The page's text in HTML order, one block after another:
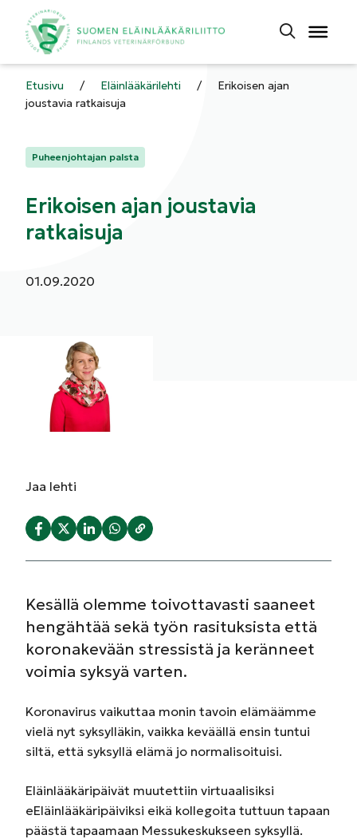
Etusivu / Eläinlääkärilehti /
Erikoisen ajan
joustavia ratkaisuja
Kategoriat:
Puheenjohtajan palsta
Erikoisen ajan joustavia
ratkaisuja
Julkaistu:
01.09.2020
Jaa lehti
Kesällä olemme toivottavasti saaneet
hengähtää sekä työn rasituksista että
koronakevään stressistä ja keränneet
voimia syksyä varten.
Koronavirus vaikuttaa monin tavoin elämäämme
vielä nyt syksylläkin, vaikka keväällä ensin tuntui
siltä, että syksyllä elämä jo normalisoituisi.
Eläinlääkäripäivät muutettiin virtuaalisiksi
eEläinlääkäripäiviksi eikä kollegoita tuttuun tapaan
päästä tapaamaan Messukeskukseen syksyllä.